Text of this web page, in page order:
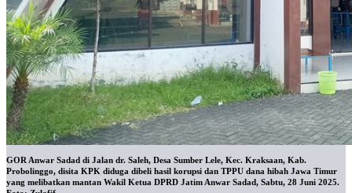
GOR Anwar Sadad di Jalan dr. Saleh, Desa Sumber Lele, Kec. Kraksaan, Kab.
Probolinggo, disita KPK diduga dibeli hasil korupsi dan TPPU dana hibah Jawa Timur
yang melibatkan mantan Wakil Ketua DPRD Jatim Anwar Sadad, Sabtu, 28 Juni 2025.